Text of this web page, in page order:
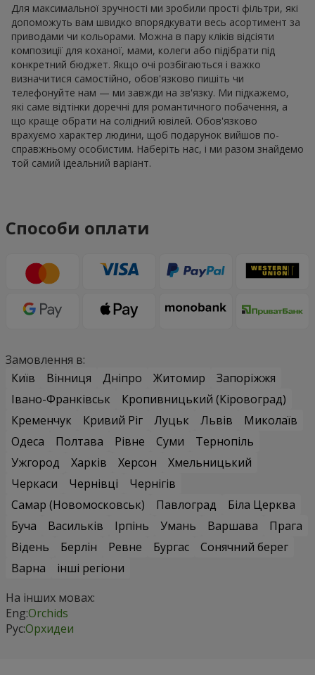
Для максимальної зручності ми зробили прості фільтри, які
допоможуть вам швидко впорядкувати весь асортимент за
приводами чи кольорами. Можна в пару кліків відсіяти
композиції для коханої, мами, колеги або підібрати під
конкретний бюджет. Якщо очі розбігаються і важко
визначитися самостійно, обов'язково пишіть чи
телефонуйте нам — ми завжди на зв'язку. Ми підкажемо,
які саме відтінки доречні для романтичного побачення, а
що краще обрати на солідний ювілей. Обов'язково
врахуємо характер людини, щоб подарунок вийшов по-
справжньому особистим. Наберіть нас, і ми разом знайдемо
той самий ідеальний варіант.
Способи оплати
Замовлення в:
Київ
Вінниця Дніпро Житомир
Запоріжжя
Івано-Франківськ
Кропивницький (Кіровоград)
Кременчук
Кривий Ріг Луцьк Львів
Миколаїв
Одеса
Полтава Рівне Суми
Тернопіль
Ужгород
Харків Херсон
Хмельницький
Черкаси
Чернівці
Чернігів
Самар (Новомосковськ)
Павлоград
Біла Церква
Буча
Васильків Ірпінь Умань Варшава
Прага
Відень
Берлін Ревне Бургас
Сонячний берег
Варна
інші регіони
На інших мовах:
Eng:Orchids
Рус:Орхидеи